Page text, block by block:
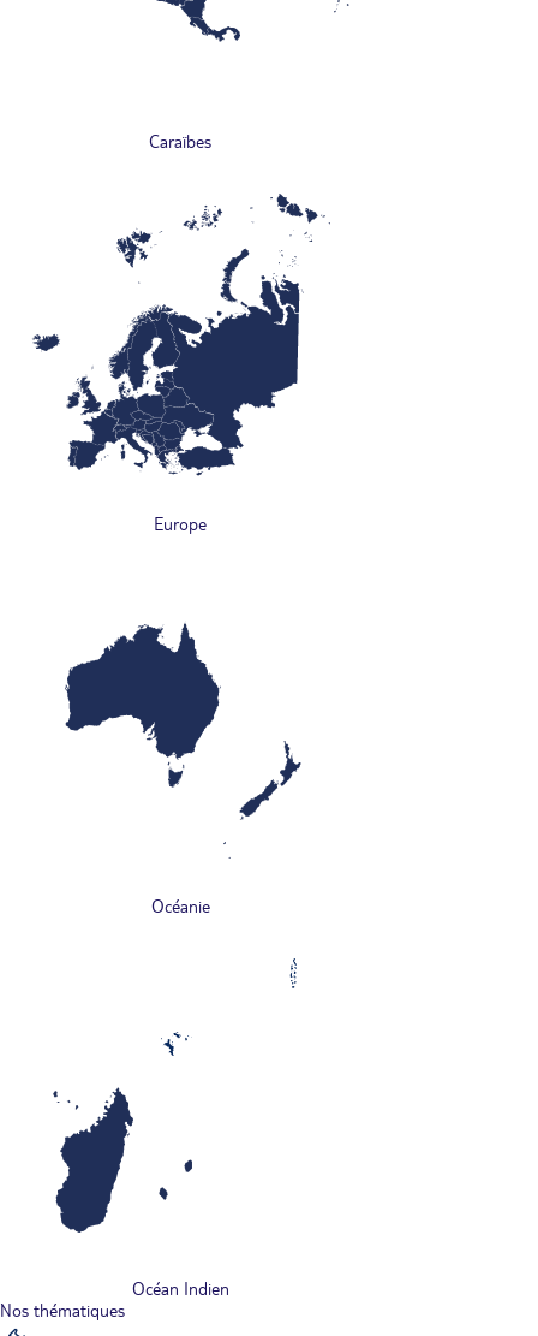
Caraïbes
Europe
Océanie
Océan Indien
Nos thématiques